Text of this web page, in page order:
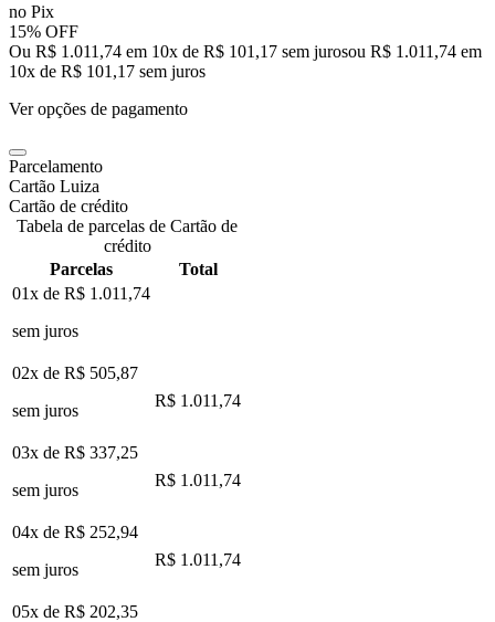
no Pix
15% OFF
Ou R$ 1.011,74 em 10x de R$ 101,17 sem jurosou R$ 1.011,74 em
10x de R$ 101,17 sem juros
Ver opções de pagamento
Parcelamento
Cartão Luiza
Cartão de crédito
Tabela de parcelas de Cartão de
crédito
Parcelas
Total
01x de R$ 1.011,74
sem juros
02x de R$ 505,87
sem juros
R$ 1.011,74
03x de R$ 337,25
sem juros
R$ 1.011,74
04x de R$ 252,94
sem juros
R$ 1.011,74
05x de R$ 202,35